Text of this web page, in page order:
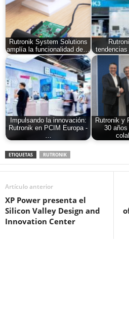
Rutronik System Solutions
amplía la funcionalidad de…
Impulsando la innovación:
Rutronik en PCIM Europa -
Rutronik y
30 años
ETIQUETAS RUTRONIK
Artículo anterior
XP Power presenta el
Silicon Valley Design and
Innovation Center